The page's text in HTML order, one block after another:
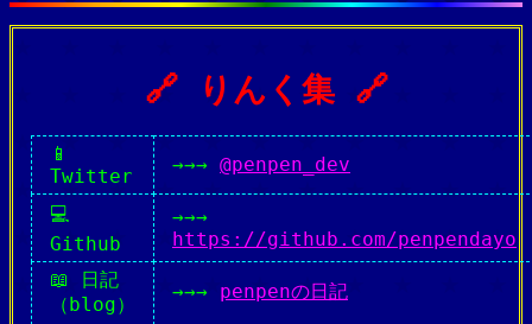
🔗 りんく集 🔗
📱
Twitter
→→→ @penpen_dev
💻
Github
→→→
https://github.com/penpendayo
📖 日記
（blog）
→→→ penpenの日記